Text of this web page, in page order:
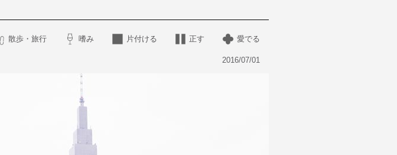
散歩・旅行 嗜み 片付ける 正す 愛でる
2016/07/01